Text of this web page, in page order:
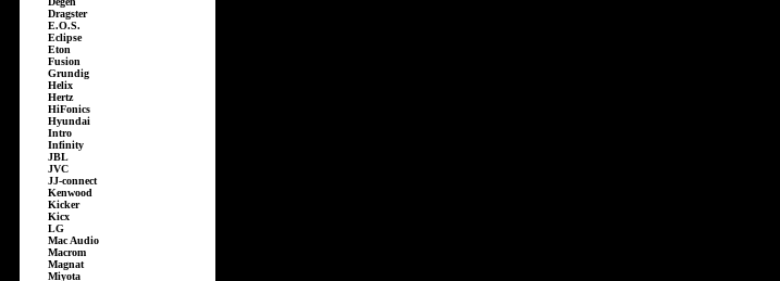
Dragster
E.O.S.
Eclipse
Eton
Fusion
Grundig
Helix
Hertz
HiFonics
Hyundai
Intro
Infinity
JBL
JVC
JJ-connect
Kenwood
Kicker
Kicx
LG
Mac Audio
Macrom
Magnat
Miyota